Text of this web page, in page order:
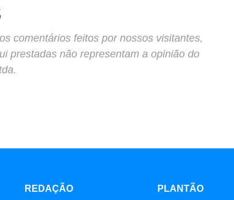
comentários feitos por nossos visitantes,
prestadas não representam a opinião do
REDAÇÃO PLANTÃO